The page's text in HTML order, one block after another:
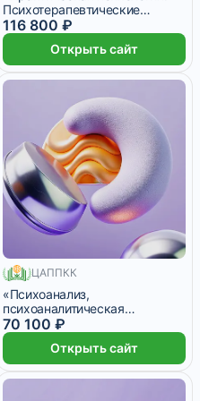
Психотерапевтические
технологии в работе
психолога» с присвоением
квалификации «Психолог-
консультант. Психолог-
психотерапевт»
116 800 ₽
Открыть сайт
950 месяцев
ЦАППКК
«Психоанализ,
психоаналитическая
психотерапия и
психоаналитическое
консультирование в практике
психолога»
70 100 ₽
Открыть сайт